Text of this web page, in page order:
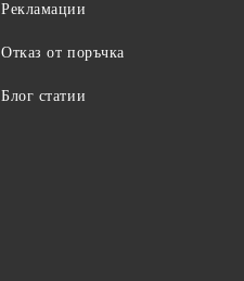
Рекламации
Отказ от поръчка
Блог статии